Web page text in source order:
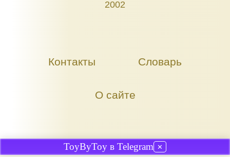
2002
Контакты Словарь
О сайте
ToyByToy в Telegram ✕